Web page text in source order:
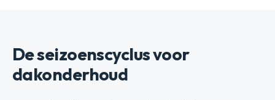
De seizoenscyclus voor
dakonderhoud